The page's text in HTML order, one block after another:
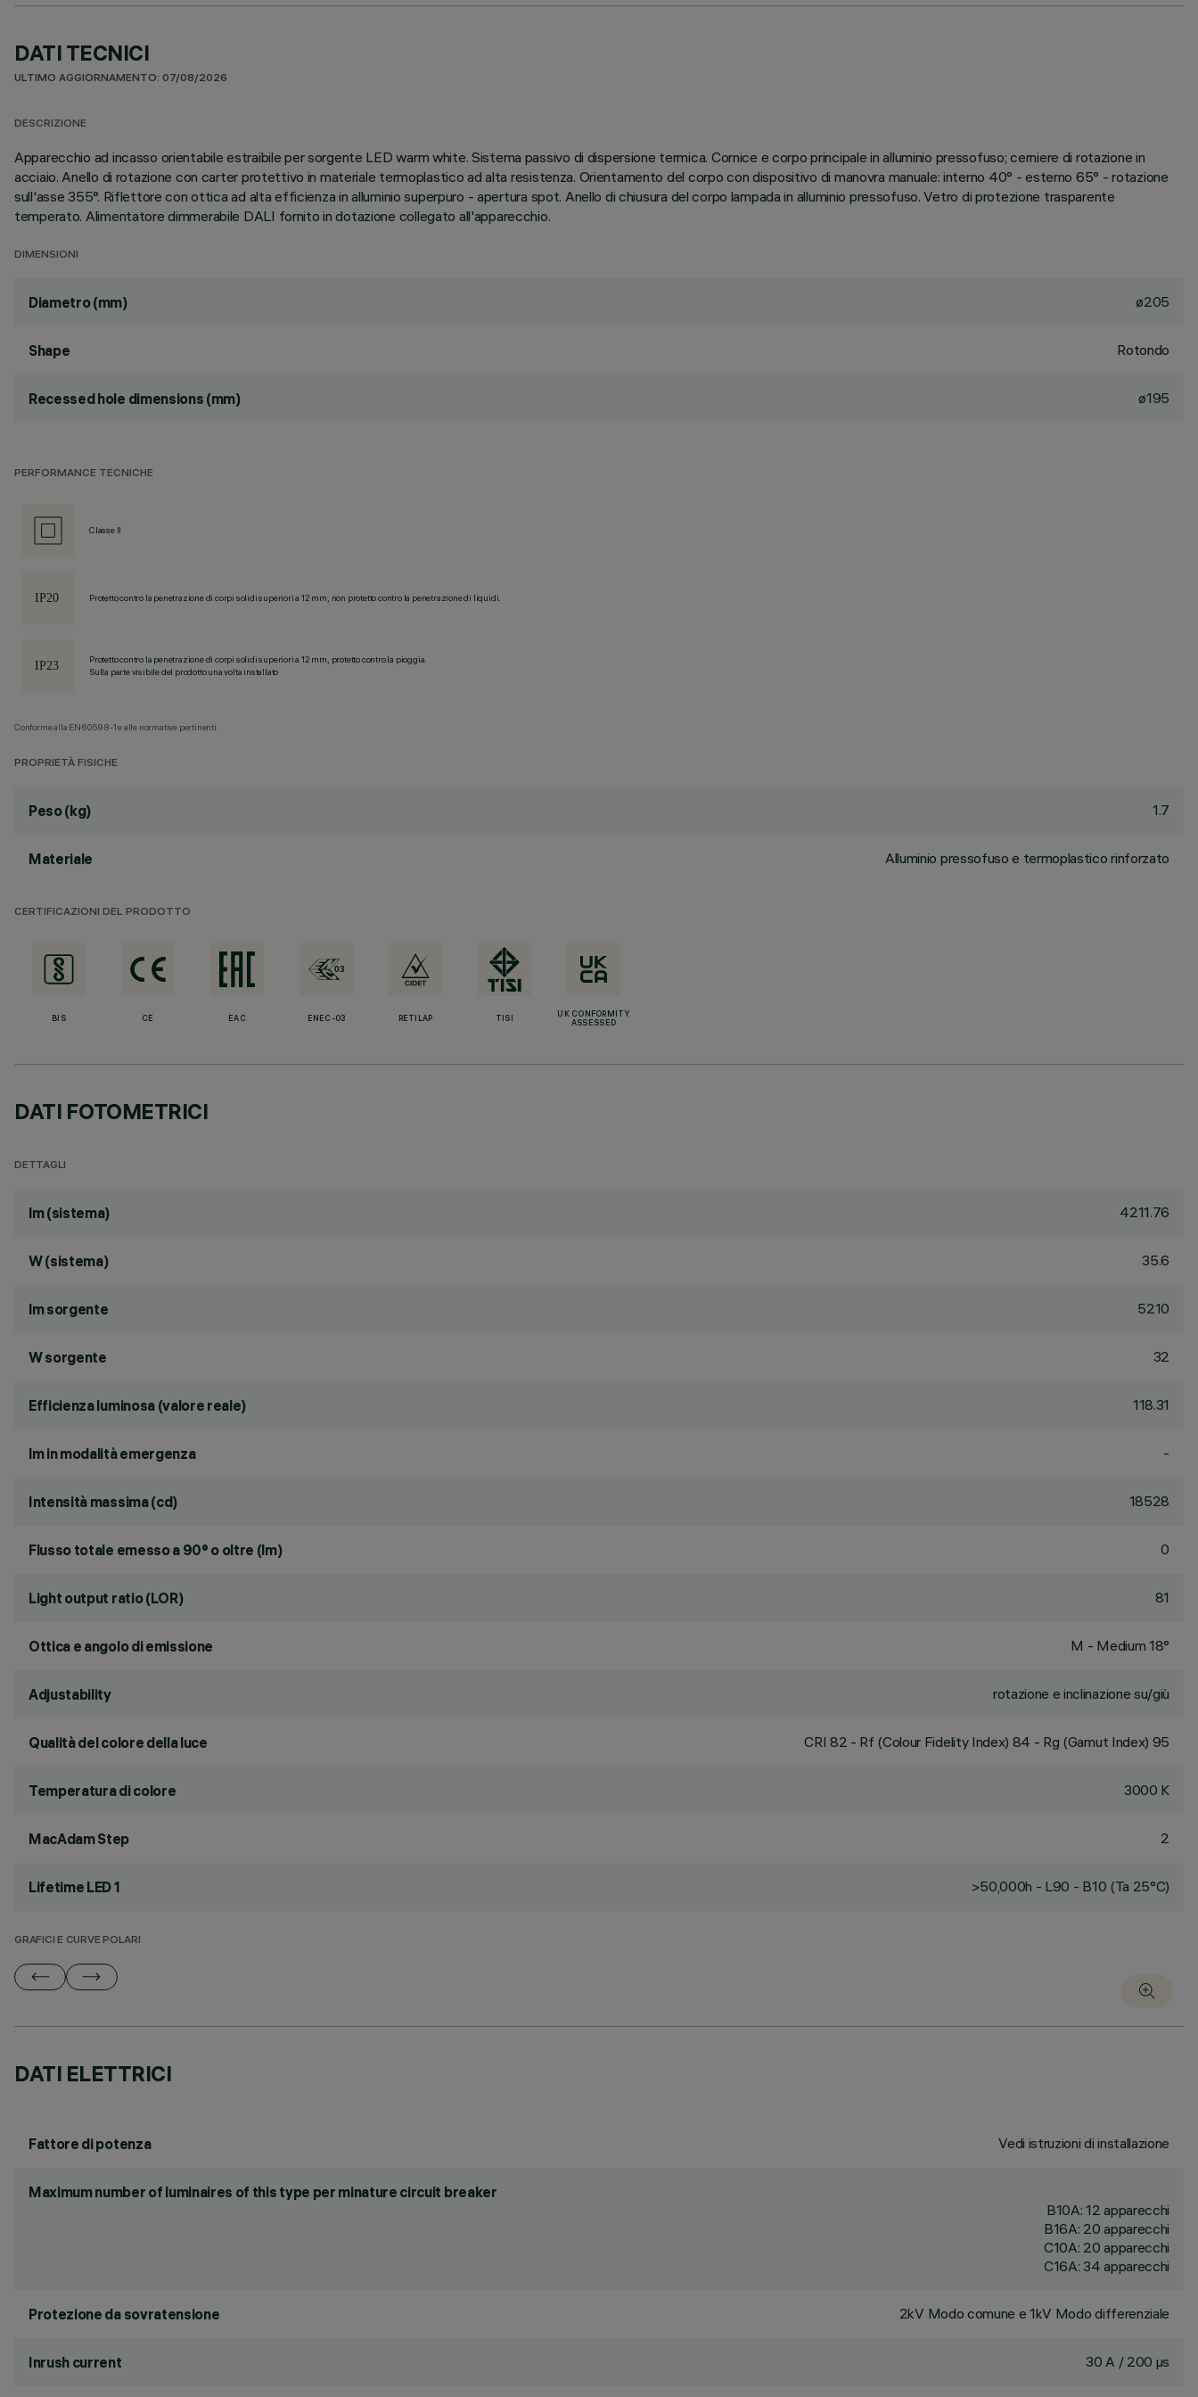
DATI TECNICI
ULTIMO AGGIORNAMENTO: 07/08/2026
DESCRIZIONE
Apparecchio ad incasso orientabile estraibile per sorgente LED warm white. Sistema passivo di dispersione termica. Cornice e corpo principale in alluminio pressofuso; cerniere di rotazione in
acciaio. Anello di rotazione con carter protettivo in materiale termoplastico ad alta resistenza. Orientamento del corpo con dispositivo di manovra manuale: interno 40° - esterno 65° - rotazione
sull'asse 355°. Riflettore con ottica ad alta efficienza in alluminio superpuro - apertura spot. Anello di chiusura del corpo lampada in alluminio pressofuso. Vetro di protezione trasparente
temperato. Alimentatore dimmerabile DALI fornito in dotazione collegato all'apparecchio.
DIMENSIONI
Diametro (mm) ø205
Shape Rotondo
Recessed hole dimensions (mm) ø195
PERFORMANCE TECNICHE
Classe II
Protetto contro la penetrazione di corpi solidi superiori a 12 mm, non protetto contro la penetrazione di liquidi.
Protetto contro la penetrazione di corpi solidi superiori a 12 mm, protetto contro la pioggia.
Sulla parte visibile del prodotto una volta installato
Conforme alla EN60598-1 e alle normative pertinenti.
PROPRIETÀ FISICHE
Peso (kg) 1.7
Materiale Alluminio pressofuso e termoplastico rinforzato
CERTIFICAZIONI DEL PRODOTTO
BIS CE EAC ENEC-03 RETILAP TISI
UK CONFORMITY
ASSESSED
DATI FOTOMETRICI
DETTAGLI
lm (sistema) 4211.76
W (sistema) 35.6
lm sorgente 5210
W sorgente 32
Efficienza luminosa (valore reale) 118.31
lm in modalità emergenza -
Intensità massima (cd) 18528
Flusso totale emesso a 90° o oltre (lm) 0
Light output ratio (LOR) 81
Ottica e angolo di emissione M - Medium 18°
Adjustability rotazione e inclinazione su/giù
Qualità del colore della luce CRI 82 - Rf (Colour Fidelity Index) 84 - Rg (Gamut Index) 95
Temperatura di colore 3000 K
MacAdam Step 2
Lifetime LED 1 >50,000h - L90 - B10 (Ta 25°C)
GRAFICI E CURVE POLARI
DATI ELETTRICI
Fattore di potenza Vedi istruzioni di installazione
Maximum number of luminaires of this type per minature circuit breaker
B10A: 12 apparecchi
B16A: 20 apparecchi
C10A: 20 apparecchi
C16A: 34 apparecchi
Protezione da sovratensione 2kV Modo comune e 1kV Modo differenziale
Inrush current 30 A / 200 µs